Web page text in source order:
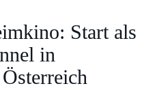
Start als
in